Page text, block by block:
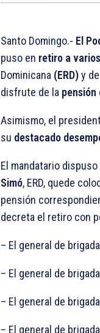
Santo Domingo.- El
puso en retiro a
Dominicana (ERD)y
disfrute de la pensión
Asimismo, el
su destacado
El mandatario
Simó, ERD, quede
pensión
decreta el retiro con
– El general de brigada
– El general de brigada
– El general de brigada
– El general de brigada